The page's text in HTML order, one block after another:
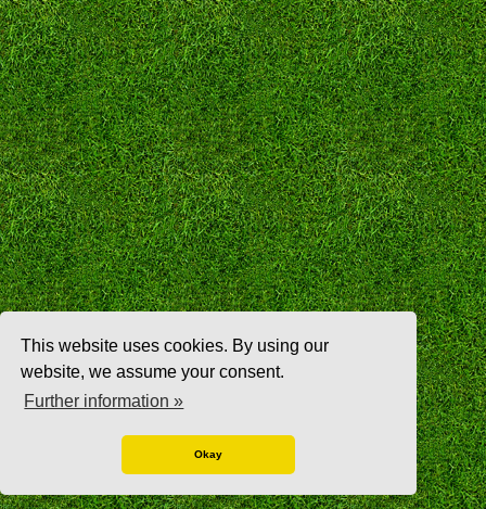
This website uses cookies. By using our
website, we assume your consent.
Further information »
Okay